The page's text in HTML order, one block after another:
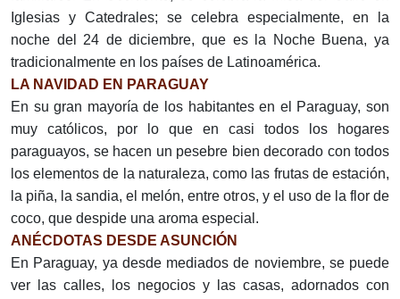
Iglesias y Catedrales; se celebra especialmente, en la
noche del 24 de diciembre, que es la Noche Buena, ya
tradicionalmente en los países de Latinoamérica.
LA NAVIDAD EN PARAGUAY
En su gran mayoría de los habitantes en el Paraguay, son
muy católicos, por lo que en casi todos los hogares
paraguayos, se hacen un pesebre bien decorado con todos
los elementos de la naturaleza, como las frutas de estación,
la piña, la sandia, el melón, entre otros, y el uso de la flor de
coco, que despide una aroma especial.
ANÉCDOTAS DESDE ASUNCIÓN
En Paraguay, ya desde mediados de noviembre, se puede
ver las calles, los negocios y las casas, adornados con